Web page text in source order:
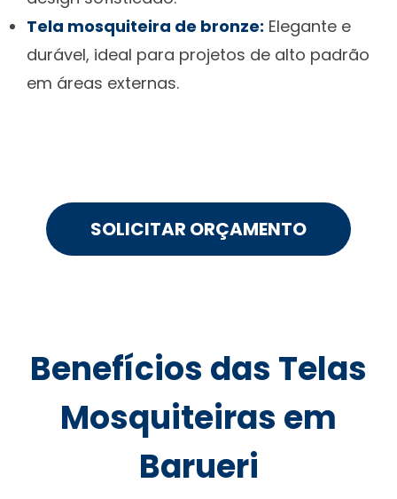
Tela mosquiteira de bronze: Elegante e
durável, ideal para projetos de alto padrão
em áreas externas.
SOLICITAR ORÇAMENTO
Benefícios das Telas
Mosquiteiras em
Barueri